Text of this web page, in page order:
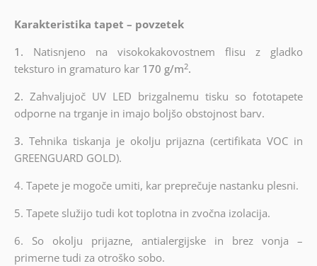
Karakteristika tapet – povzetek
1. Natisnjeno na visokokakovostnem flisu z gladko
teksturo in gramaturo kar 170 g/m2.
2. Zahvaljujoč UV LED brizgalnemu tisku so fototapete
odporne na trganje in imajo boljšo obstojnost barv.
3. Tehnika tiskanja je okolju prijazna (certifikata VOC in
GREENGUARD GOLD).
4. Tapete je mogoče umiti, kar preprečuje nastanku plesni.
5. Tapete služijo tudi kot toplotna in zvočna izolacija.
6. So okolju prijazne, antialergijske in brez vonja –
primerne tudi za otroško sobo.